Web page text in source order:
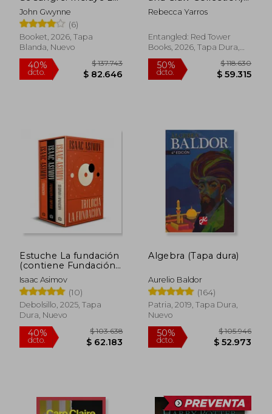
50% 10%
Rápido
sombra de los dioses,
El hambre de los
dioses y La furia de
los dioses
John Gwynne
(6)
Booket, 2026, Tapa
Blanda, Nuevo
(The Empyrean) (en
Inglés)
Rebecca Yarros
Entangled: Red Tower
Books, 2026, Tapa Dura,
Nuevo
Estuche La fundación
(contiene Fundación |
Fundación e Imperio
| Segunda Fundación)
Isaac Asimov
(10)
Debolsillo, 2025, Tapa
Dura, Nuevo
Algebra (Tapa dura)
Aurelio Baldor
(164)
Patria, 2019, Tapa Dura,
Nuevo